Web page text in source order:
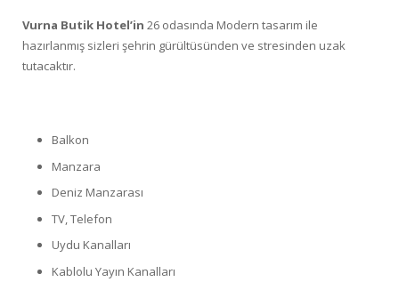
İletişim
Vurna Butik Hotel’in 26 odasında Modern tasarım ile
hazırlanmış sizleri şehrin gürültüsünden ve stresinden uzak
tutacaktır.
Balkon
Manzara
Deniz Manzarası
TV, Telefon
Uydu Kanalları
Kablolu Yayın Kanalları